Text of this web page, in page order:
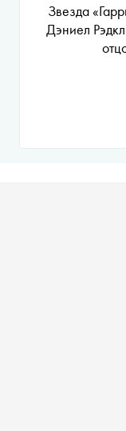
Звезда
Дэниел